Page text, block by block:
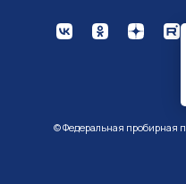
© Федеральная пробирная